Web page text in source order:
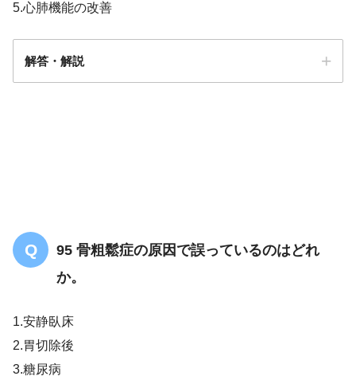
5.心肺機能の改善
解答・解説
95 骨粗鬆症の原因で誤っているのはどれ
か。
1.安静臥床
2.胃切除後
3.糖尿病